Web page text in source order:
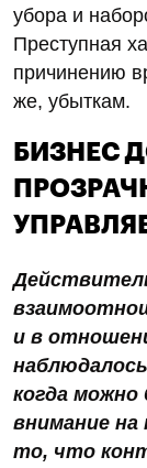
убора и
Преступная
причинению
же, убыткам.
БИЗНЕС
и в
когда
внимание
то, что